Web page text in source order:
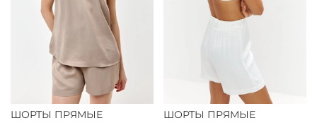
ШОРТЫ ПРЯМЫЕ
ШОРТЫ ПРЯМЫЕ